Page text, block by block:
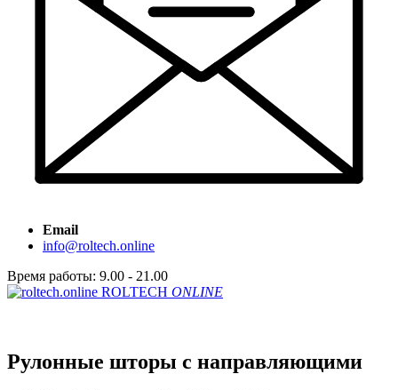
Email
info@roltech.online
Время работы: 9.00 - 21.00
ROLTECH ONLINE
Рулонные шторы с направляющими